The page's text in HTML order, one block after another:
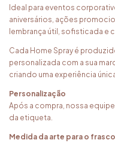
Ideal para eventos
aniversários, ações
lembrança útil, sofisticada e
Cada Home Spray é
personalizada com a sua
criando uma experiência
Personalização
Após a compra, nossa
da etiqueta.
Medida da arte para o